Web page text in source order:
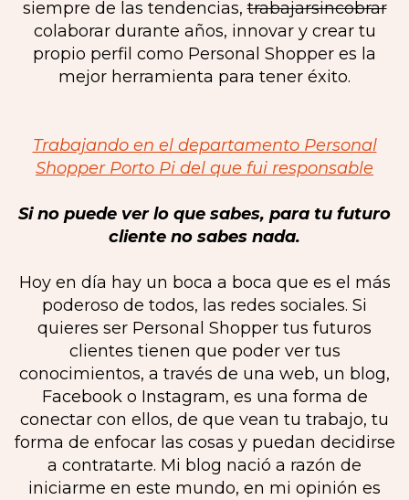
siempre de las tendencias,trabajarsincobrar
colaborar durante años, innovar y crear tu
propio perfil como Personal Shopper es la
mejor herramienta para tener éxito.
Trabajando en el departamento Personal
Shopper Porto Pi del que fui responsable
Si no puede ver lo que sabes, para tu futuro
cliente no sabes nada.
Hoy en día hay un boca a boca que es el más
poderoso de todos, las redes sociales. Si
quieres ser Personal Shopper tus futuros
clientes tienen que poder ver tus
conocimientos, a través de una web, un blog,
Facebook o Instagram, es una forma de
conectar con ellos, de que vean tu trabajo, tu
forma de enfocar las cosas y puedan decidirse
a contratarte. Mi blog nació a razón de
iniciarme en este mundo, en mi opinión es